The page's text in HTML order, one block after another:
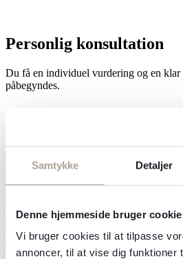
Samtykke Detaljer
Denne hjemmeside bruger
Vi bruger cookies til at tilpasse
annoncer, til at vise dig funktioner
Personlig konsultation
Du få en individuel vurdering og en klar
påbegyndes.
Hvor mange behandlinger kræver
Virker laser bedst på kraftig hårvækst
Reducerer laser hårfjerning overkrop
Hvor længe holder resultatet af laser
Er laser hårfjerning overkrop bedre